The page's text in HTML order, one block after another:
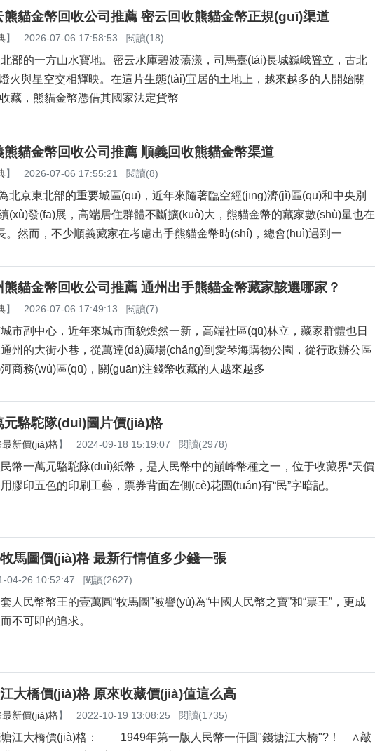
貓金幣回收公司推薦 密云回收熊貓金幣正規(guī)渠道
】 2026-07-06 17:58:53 閱讀(18)
東北部的一方山水寶地。密云水庫碧波蕩漾，司馬臺(tái)長城巍峨聳立，古北
火與星空交相輝映。在這片生態(tài)宜居的土地上，越來越多的人開始關
藏，熊貓金幣憑借其國家法定貨幣
貓金幣回收公司推薦 順義回收熊貓金幣渠道
】 2026-07-06 17:55:21 閱讀(8)
北京東北部的重要城區(qū)，近年來隨著臨空經(jīng)濟(jì)區(qū)和中央別
(xù)發(fā)展，高端居住群體不斷擴(kuò)大，熊貓金幣的藏家數(shù)量也在
。然而，不少順義藏家在考慮出手熊貓金幣時(shí)，總會(huì)遇到一
貓金幣回收公司推薦 通州出手熊貓金幣藏家該選哪家？
】 2026-07-06 17:49:13 閱讀(7)
副中心，近年來城市面貌煥然一新，高端社區(qū)林立，藏家群體也日
在通州的大街小巷，從萬達(dá)廣場(chǎng)到愛琴海購物公園，從行政辦公區
商務(wù)區(qū)，關(guān)注錢幣收藏的人越來越多
元駱駝隊(duì)圖片價(jià)格
新價(jià)格】 2024-09-18 15:19:07 閱讀(2978)
萬元駱駝隊(duì)紙幣，是人民幣中的巔峰幣種之一，位于收藏界“天價
膠印五色的印刷工藝，票券背面左側(cè)花團(tuán)有“民”字暗記。
馬圖價(jià)格 最新行情值多少錢一張
04-26 10:52:47 閱讀(2627)
民幣幣王的壹萬圓“牧馬圖”被譽(yù)為“中國人民幣之寶”和“票王”，更成
不可即的追求。
大橋價(jià)格 原來收藏價(jià)值這么高
新價(jià)格】 2022-10-19 13:08:25 閱讀(1735)
大橋價(jià)格： 1949年第一版人民幣一仟圓"錢塘江大橋"?！ ∧敲